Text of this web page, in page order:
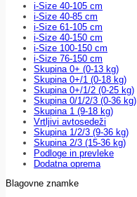
i-Size 40-105 cm
i-Size 40-85 cm
i-Size 61-105 cm
i-Size 40-150 cm
i-Size 100-150 cm
i-Size 76-150 cm
Skupina 0+ (0-13 kg)
Skupina 0+/1 (0-18 kg)
Skupina 0+/1/2 (0-25 kg)
Skupina 0/1/2/3 (0-36 kg)
Skupina 1 (9-18 kg)
Vrtljivi avtosedeži
Skupina 1/2/3 (9-36 kg)
Skupina 2/3 (15-36 kg)
Podloge in prevleke
Dodatna oprema
Blagovne znamke